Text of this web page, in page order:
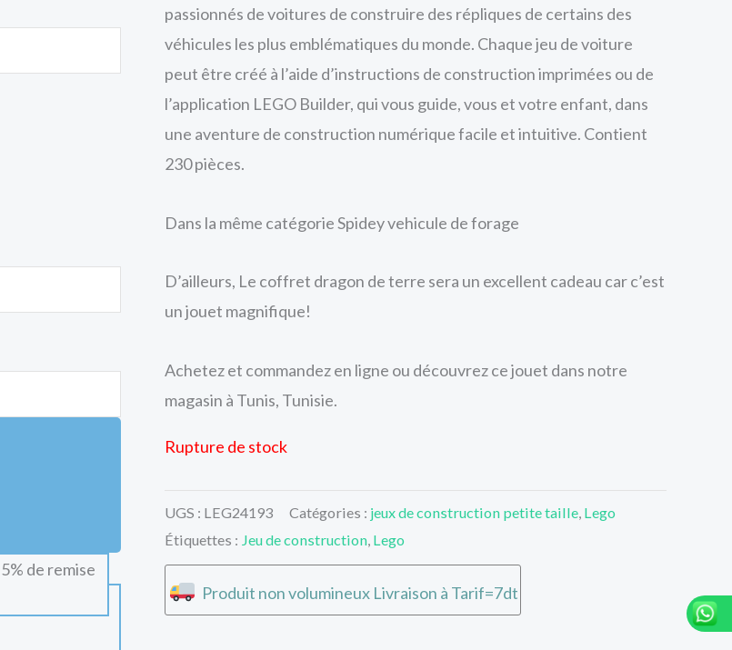
de remise
passionnés de voitures de construire des répliques de certains des
véhicules les plus emblématiques du monde. Chaque jeu de voiture
peut être créé à l’aide d’instructions de construction imprimées ou de
l’application LEGO Builder, qui vous guide, vous et votre enfant, dans
une aventure de construction numérique facile et intuitive. Contient
230 pièces.
Dans la même catégorie Spidey vehicule de forage
D’ailleurs, Le coffret dragon de terre sera un excellent cadeau car c’est
un jouet magnifique!
Achetez et commandez en ligne ou découvrez ce jouet dans notre
magasin à Tunis, Tunisie.
Rupture de stock
UGS : LEG24193 Catégories : jeux de construction petite taille Lego
Étiquettes : Jeu de construction Lego
Produit non volumineux Livraison à Tarif=7dt